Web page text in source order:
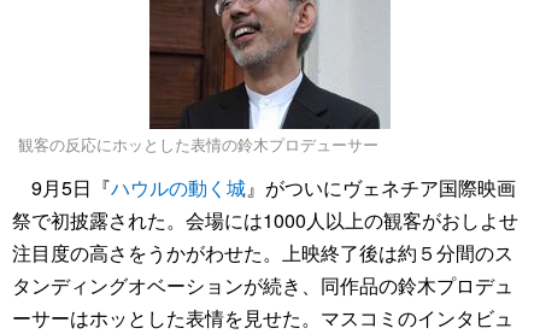
観客の反応にホッとした表情の鈴木プロデューサー
9月5日『ハウルの動く城』がついにヴェネチア国際映画
祭で初披露された。会場には1000人以上の観客がおしよせ
注目度の高さをうかがわせた。上映終了後は約５分間のス
タンディングオベーションが続き、同作品の鈴木プロデュ
ーサーはホッとした表情を見せた。マスコミのインタビュ